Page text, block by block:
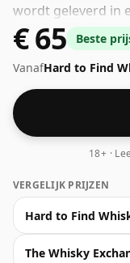
wordt geleverd in
sterkte van 40%.
€ 65
Beste
VanafHard to Find
18+ ·
VERGELIJK PRIJZEN
Hard to Find
The Whisky